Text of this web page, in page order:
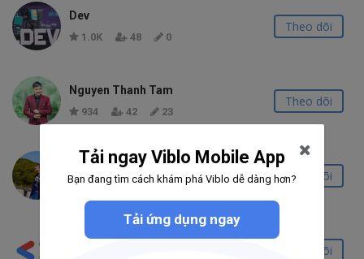
Dev
1.0K 48 0
Theo dõi
Nguyen Thanh Tam
934 42 23
Theo dõi
Phạm Văn Toàn
25.4K 1.5K 97
Theo dõi
Nguyễn Văn Mạnh
Theo dõi
Tải ngay Viblo Mobile App
Bạn đang tìm cách khám phá Viblo dễ dàng hơn?
Tải ứng dụng ngay